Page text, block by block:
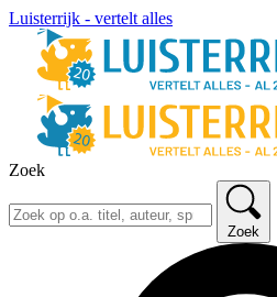
Luisterrijk - vertelt alles
Zoek
Zoek